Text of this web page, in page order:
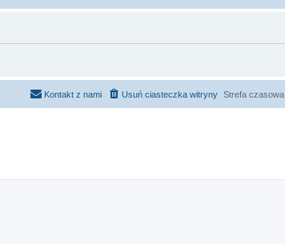
Strefa czasowa
Usuń ciasteczka witryny
Kontakt z nami